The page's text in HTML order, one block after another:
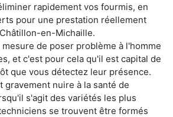
rapidement vos fourmis, en
pour une prestation réellement
en-Michaille.
de poser problème à l'homme
et c'est pour cela qu'il est capital de
que vous détectez leur présence.
gravement nuire à la santé de
s'agit des variétés les plus
se trouvent être formés